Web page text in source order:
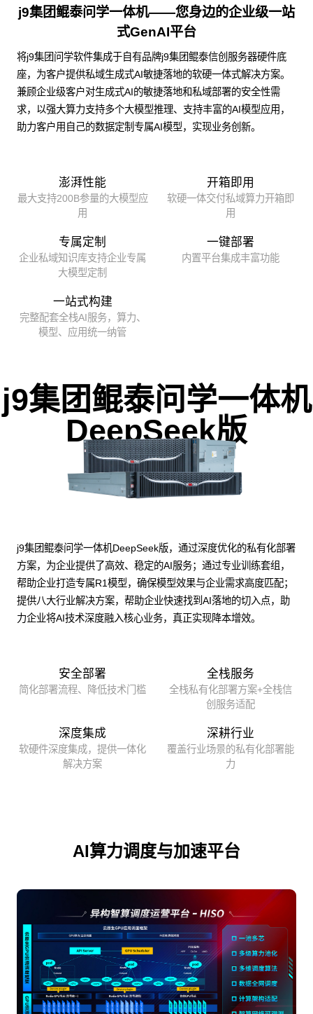
j9集团鲲泰问学一体机——您身边的企业级一站
式GenAI平台
将j9集团问学软件集成于自有品牌j9集团鲲泰信创服务器硬件底
座，为客户提供私域生成式AI敏捷落地的软硬一体式解决方案。
兼顾企业级客户对生成式AI的敏捷落地和私域部署的安全性需
求，以强大算力支持多个大模型推理、支持丰富的AI模型应用，
助力客户用自己的数据定制专属AI模型，实现业务创新。
澎湃性能
最大支持200B参量的大模型应
用
开箱即用
软硬一体交付私域算力开箱即
用
专属定制
企业私域知识库支持企业专属
大模型定制
一键部署
内置平台集成丰富功能
一站式构建
完整配套全栈AI服务，算力、
模型、应用统一纳管
j9集团鲲泰问学一体机
DeepSeek版
j9集团鲲泰问学一体机DeepSeek版，通过深度优化的私有化部署
方案，为企业提供了高效、稳定的AI服务；通过专业训练套组，
帮助企业打造专属R1模型，确保模型效果与企业需求高度匹配；
提供八大行业解决方案，帮助企业快速找到AI落地的切入点，助
力企业将AI技术深度融入核心业务，真正实现降本增效。
安全部署
简化部署流程、降低技术门槛
全栈服务
全栈私有化部署方案+全栈信
创服务适配
深度集成
软硬件深度集成，提供一体化
解决方案
深耕行业
覆盖行业场景的私有化部署能
力
AI算力调度与加速平台